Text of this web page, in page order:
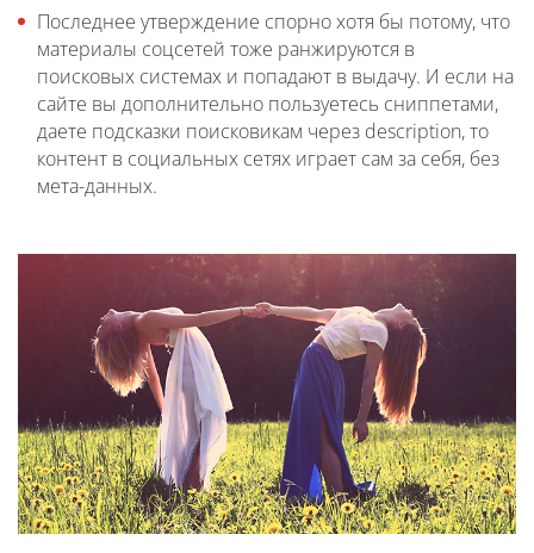
Последнее утверждение спорно хотя бы потому, что
материалы соцсетей тоже ранжируются в
поисковых системах и попадают в выдачу. И если на
сайте вы дополнительно пользуетесь сниппетами,
даете подсказки поисковикам через description, то
контент в социальных сетях играет сам за себя, без
мета-данных.